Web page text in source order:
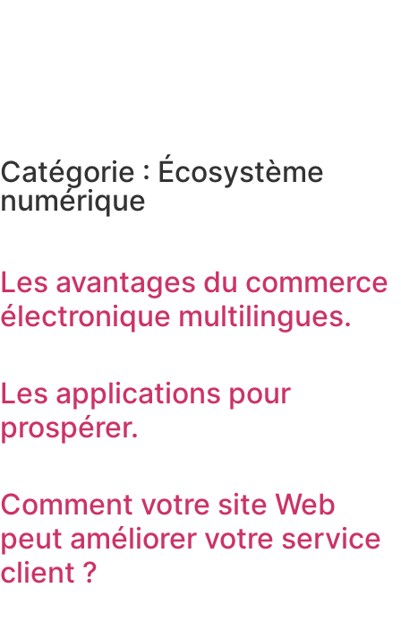
Catégorie : Écosystème
numérique
Les avantages du commerce
électronique multilingues.
Les applications pour
prospérer.
Comment votre site Web
peut améliorer votre service
client ?